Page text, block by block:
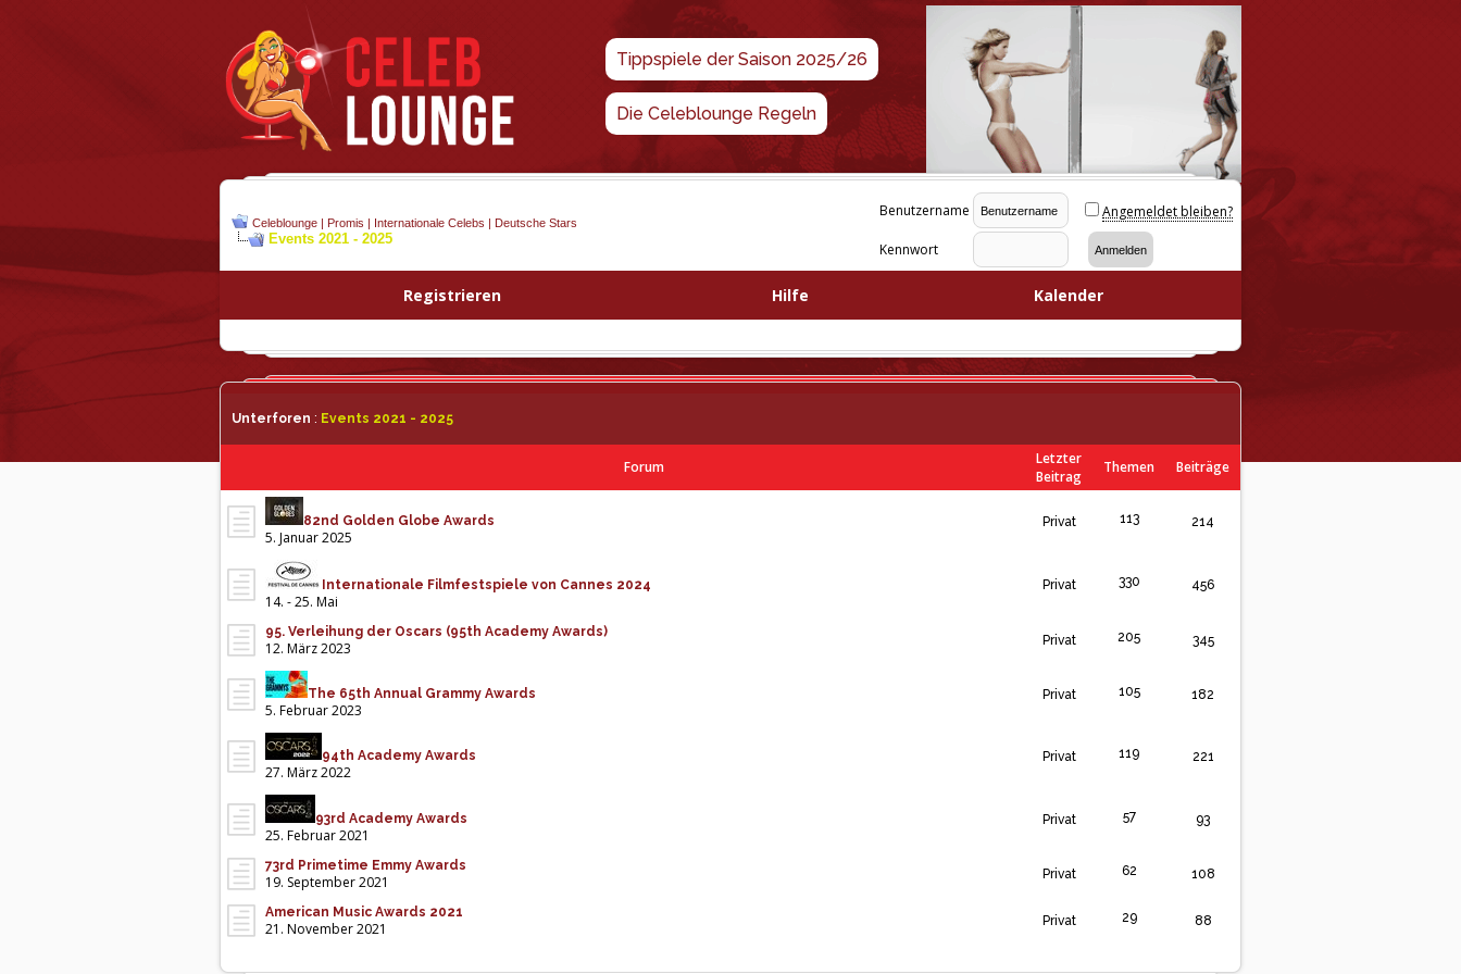
Tippspiele der Saison 2025/26
Die Celeblounge Regeln
Celeblounge | Promis | Internationale Celebs | Deutsche Stars
Events 2021 - 2025
Benutzername Angemeldet bleiben?
Kennwort
Registrieren Hilfe Kalender
Unterforen : Events 2021 - 2025
Forum
Letzter
Beitrag
Themen Beiträge
82nd Golden Globe Awards
5. Januar 2025
Privat 113 214
Internationale Filmfestspiele von Cannes 2024
14. - 25. Mai
Privat 330 456
95. Verleihung der Oscars (95th Academy Awards)
12. März 2023 Privat 205 345
The 65th Annual Grammy Awards
5. Februar 2023
Privat 105 182
94th Academy Awards
27. März 2022
Privat 119 221
93rd Academy Awards
25. Februar 2021
Privat 57 93
73rd Primetime Emmy Awards
19. September 2021 Privat 62 108
American Music Awards 2021
21. November 2021 Privat 29 88